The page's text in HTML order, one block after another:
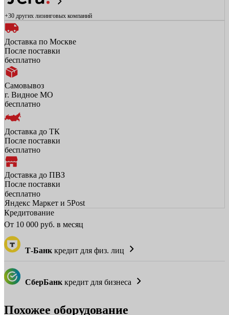
+30 других лизинговых компаний
Доставка по Москве
После поставки
бесплатно
Самовывоз
г. Видное МО
бесплатно
Доставка до ТК
После поставки
бесплатно
Доставка до ПВЗ
После поставки
бесплатно
Яндекс Маркет и 5Post
Кредитование
От 10 000 руб. в месяц
Т-Банк кредит для физ. лиц
СберБанк кредит для бизнеса
Похожее оборудование